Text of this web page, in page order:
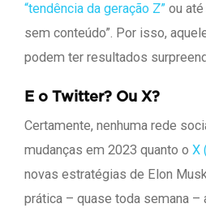
“tendência da geração Z” ou
sem conteúdo”. Por isso,
podem ter resultados
E o Twitter? Ou X?
Certamente, nenhuma rede
mudanças em 2023 quanto o X
novas estratégias de Elon
prática – quase toda semana –